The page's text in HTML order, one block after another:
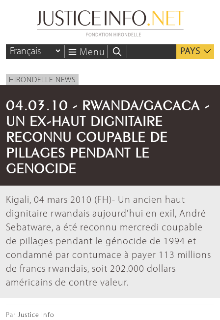
Menu PAYS
HIRONDELLE NEWS
04.03.10 - RWANDA/GACACA -
UN EX-HAUT DIGNITAIRE
RECONNU COUPABLE DE
PILLAGES PENDANT LE
GENOCIDE
Kigali, 04 mars 2010 (FH)- Un ancien haut
dignitaire rwandais aujourd'hui en exil, André
Sebatware, a été reconnu mercredi coupable
de pillages pendant le génocide de 1994 et
condamné par contumace à payer 113 millions
de francs rwandais, soit 202.000 dollars
américains de contre valeur.
Par Justice Info